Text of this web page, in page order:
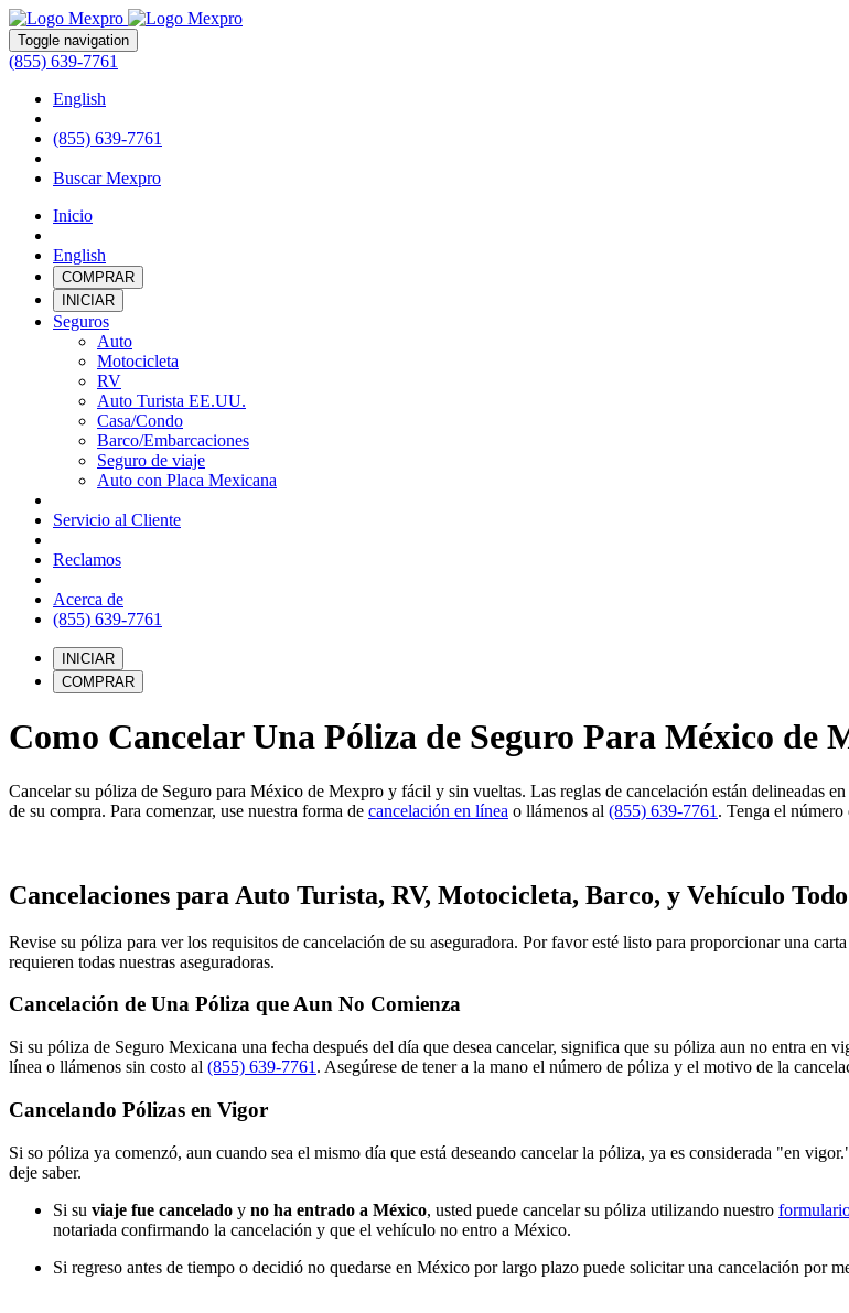
Toggle navigation
(855) 639-7761
English
(855) 639-7761
Buscar Mexpro
Inicio
English
COMPRAR
INICIAR
Seguros
Auto
Motocicleta
RV
Auto Turista EE.UU.
Casa/Condo
Barco/Embarcaciones
Seguro de viaje
Auto con Placa Mexicana
Servicio al Cliente
Reclamos
Acerca de
(855) 639-7761
INICIAR
COMPRAR
Como Cancelar Una Póliza de Seguro Para México de
Cancelar su póliza de Seguro para México de Mexpro y fácil y sin vueltas. Las reglas de cancelación están delineadas
de su compra. Para comenzar, use nuestra forma de cancelación en línea o llámenos al (855) 639-7761 . Tenga el número
Cancelaciones para Auto Turista, RV, Motocicleta, Barco, y Vehículo
Revise su póliza para ver los requisitos de cancelación de su aseguradora. Por favor esté listo para proporcionar una
requieren todas nuestras aseguradoras.
Cancelación de Una Póliza que Aun No Comienza
Si su póliza de Seguro Mexicana una fecha después del día que desea cancelar, significa que su póliza aun no entra en
línea o llámenos sin costo al (855) 639-7761 . Asegúrese de tener a la mano el número de póliza y el motivo de la
Cancelando Pólizas en Vigor
Si so póliza ya comenzó, aun cuando sea el mismo día que está deseando cancelar la póliza, ya es considerada "en
deje saber.
Si su viaje fue cancelado y no ha entrado a México, usted puede cancelar su póliza utilizando nuestro
notariada confirmando la cancelación y que el vehículo no entro a México.
Si regreso antes de tiempo o decidió no quedarse en México por largo plazo puede solicitar una cancelación por